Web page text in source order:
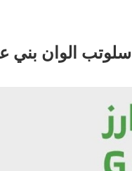
سلوتب الوان بني